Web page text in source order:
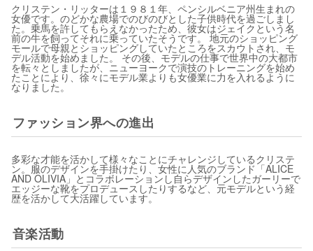
クリステン・リッターは１９８１年、ペンシルベニア州生まれの
女優です。のどかな農場でのびのびとした子供時代を過ごしまし
た。乗馬を許してもらえなかったため、彼女はジェイクという名
前の牛を飼ってそれに乗っていたそうです。 地元のショッピング
モールで母親とショッピングしていたところをスカウトされ、モ
デル活動を始めました。 その後、モデルの仕事で世界中の大都市
を転々としましたが、ニューヨークで演技のトレーニングを始め
たことにより、徐々にモデル業よりも女優業に力を入れるように
なりました。
ファッション界への進出
多彩な才能を活かして様々なことにチャレンジしているクリステ
ン。服のデザインを手掛けたり、女性に人気のブランド「ALICE
AND OLIVIA」とコラボレーションし自らデザインしたガーリーで
エッジーな靴をプロデュースしたりするなど、元モデルという経
歴を活かして大活躍しています。
音楽活動